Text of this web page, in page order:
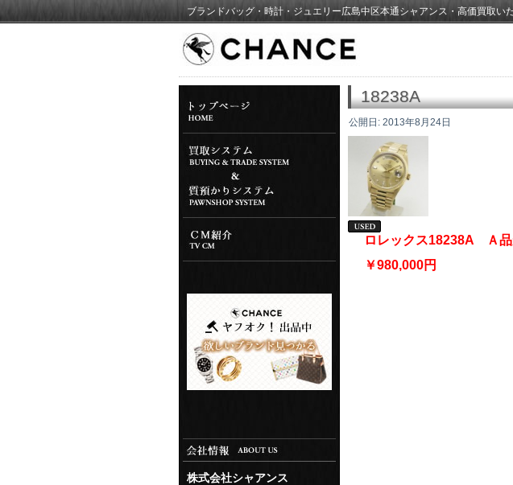
ブランドバッグ・時計・ジュエリー広島中区本通シャアンス・高価買取い
株式会社シャアンス
18238A
公開日: 2013年8月24日
ロレックス18238A Ａ品
￥980,000円